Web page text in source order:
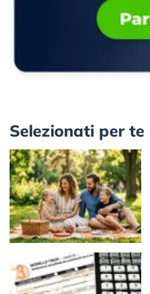
Selezionati per te